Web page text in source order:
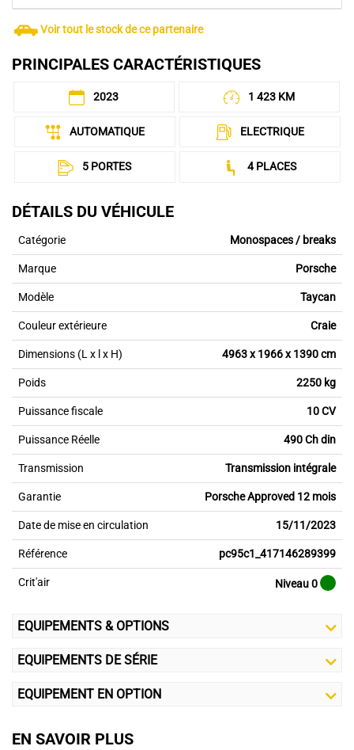
Voir tout le stock de ce partenaire
PRINCIPALES CARACTÉRISTIQUES
2023 1 423 KM
AUTOMATIQUE ELECTRIQUE
5 PORTES 4 PLACES
DÉTAILS DU VÉHICULE
Catégorie Monospaces / breaks
Marque Porsche
Modèle Taycan
Couleur extérieure Craie
Dimensions (L x l x H) 4963 x 1966 x 1390 cm
Poids 2250 kg
Puissance fiscale 10 CV
Puissance Réelle 490 Ch din
Transmission Transmission intégrale
Garantie Porsche Approved 12 mois
Date de mise en circulation 15/11/2023
Référence pc95c1_417146289399
Crit'air Niveau 0
EQUIPEMENTS & OPTIONS
EQUIPEMENTS DE SÉRIE
EQUIPEMENT EN OPTION
EN SAVOIR PLUS